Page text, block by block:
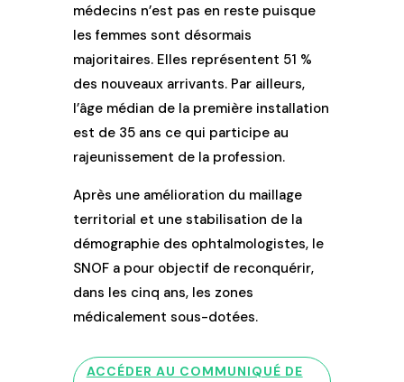
médecins n’est pas en reste puisque
les femmes sont désormais
majoritaires. Elles représentent 51 %
des nouveaux arrivants. Par ailleurs,
l’âge médian de la première installation
est de 35 ans ce qui participe au
rajeunissement de la profession.
Après une amélioration du maillage
territorial et une stabilisation de la
démographie des ophtalmologistes, le
SNOF a pour objectif de reconquérir,
dans les cinq ans, les zones
médicalement sous-dotées.
ACCÉDER AU COMMUNIQUÉ DE